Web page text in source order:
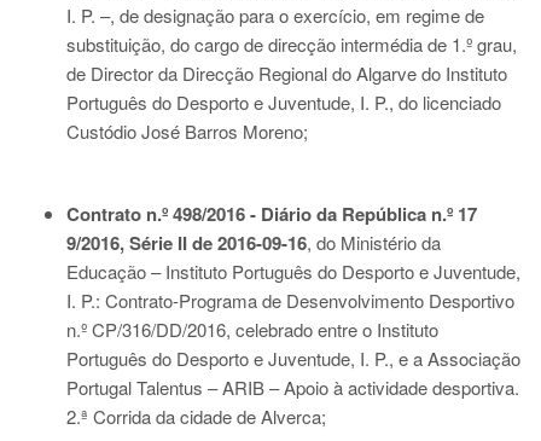
I. P. –, de designação para o exercício, em regime de
substituição, do cargo de direcção intermédia de 1.º grau,
de Director da Direcção Regional do Algarve do Instituto
Português do Desporto e Juventude, I. P., do licenciado
Custódio José Barros Moreno;
Contrato n.º 498/2016 - Diário da República n.º 17
9/2016, Série II de 2016-09-16, do Ministério da
Educação – Instituto Português do Desporto e Juventude,
I. P.: Contrato-Programa de Desenvolvimento Desportivo
n.º CP/316/DD/2016, celebrado entre o Instituto
Português do Desporto e Juventude, I. P., e a Associação
Portugal Talentus – ARIB – Apoio à actividade desportiva.
2.ª Corrida da cidade de Alverca;